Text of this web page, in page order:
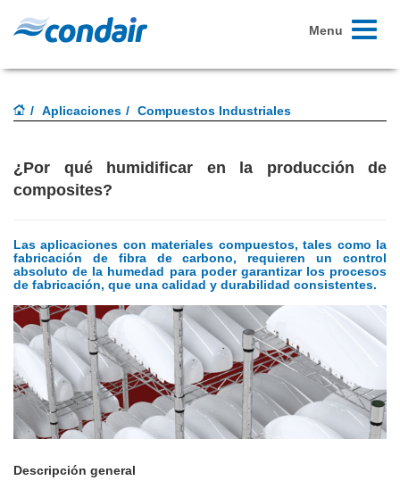
Toggle
Menu
Aplicaciones Compuestos Industriales
¿Por qué humidificar en la producción de
composites?
Las aplicaciones con materiales compuestos, tales como la
fabricación de fibra de carbono, requieren un control
absoluto de la humedad para poder garantizar los procesos
de fabricación, que una calidad y durabilidad consistentes.
Descripción general